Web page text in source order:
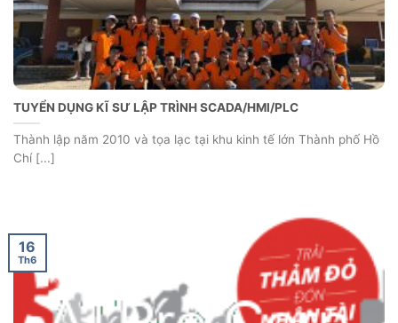
TUYỂN DỤNG KĨ SƯ LẬP TRÌNH SCADA/HMI/PLC
Thành lập năm 2010 và tọa lạc tại khu kinh tế lớn Thành phố Hồ
Chí [...]
16
Th6